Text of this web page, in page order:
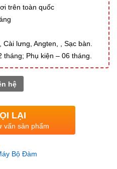
trên toàn quốc
lưng, Angten, , Sạc bàn.
Phụ kiện – 06 tháng.
hệ
LẠI
vấn sản phẩm
Bộ Đàm